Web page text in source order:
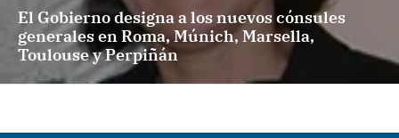
El Gobierno designa a los nuevos cónsules
generales en Roma, Múnich, Marsella,
Toulouse y Perpiñán